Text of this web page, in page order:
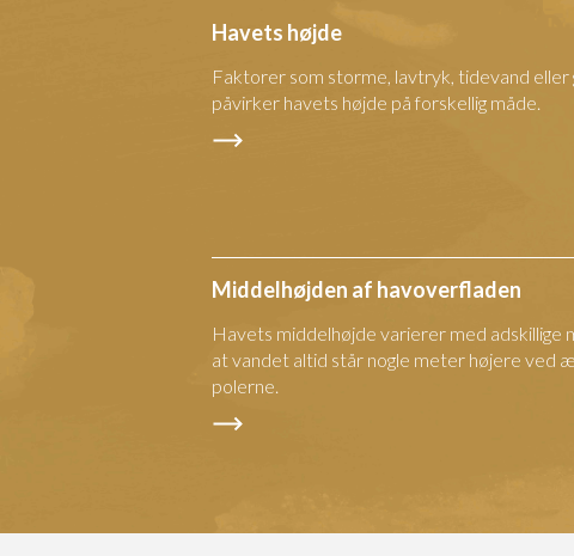
Havets højde
Faktorer som storme, lavtryk, tidevand eller
påvirker havets højde på forskellig måde.
Middelhøjden af havoverfladen
Havets middelhøjde varierer med adskillige
at vandet altid står nogle meter højere ved
polerne.